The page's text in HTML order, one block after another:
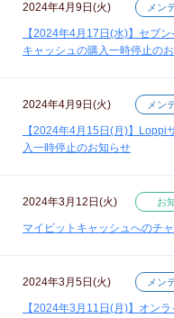
2024年4月9日(火) メン
【2024年4月17日(水)】セブ
キャッシュの購入一時停止の
2024年4月9日(火) メン
【2024年4月15日(月)】Loppi
入一時停止のお知らせ
2024年3月12日(火) お
マイビットキャッシュへのチ
2024年3月5日(火) メン
【2024年3月11日(月)】オン